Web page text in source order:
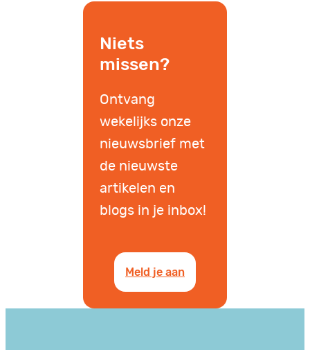
Niets
missen?
Ontvang
wekelijks onze
nieuwsbrief met
de nieuwste
artikelen en
blogs in je inbox!
Meld je aan